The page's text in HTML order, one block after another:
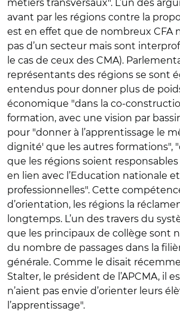
métiers transversaux". L’un des
avant par les régions contre la
est en effet que de nombreux CFA
pas d’un secteur mais sont
le cas de ceux des CMA).
représentants des régions se sont
entendus pour donner plus de
économique "dans la co-
formation, avec une vision par
pour "donner à l’apprentissage le
dignité' que les autres formations",
que les régions soient
en lien avec l’Education nationale
professionnelles". Cette
d’orientation, les régions la
longtemps. L’un des travers du
que les principaux de collège sont
du nombre de passages dans la
générale. Comme le disait
Stalter, le président de l’APCMA, il
n’aient pas envie d’orienter leurs
l’apprentissage".